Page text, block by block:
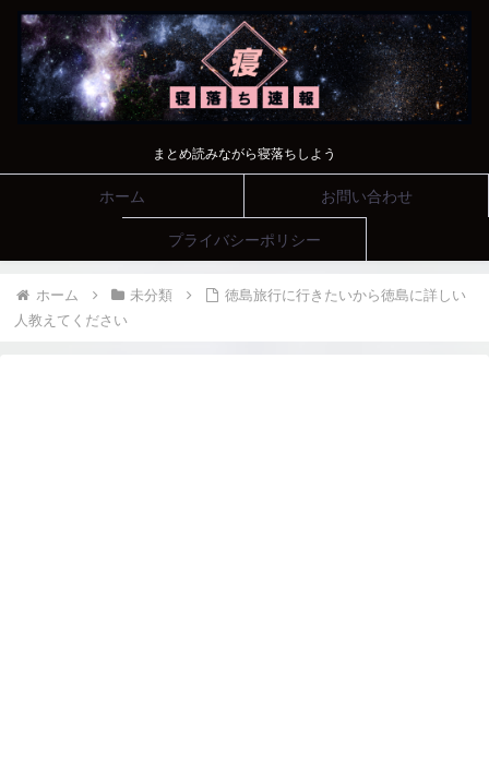
まとめ読みながら寝落ちしよう
ホーム お問い合わせ
プライバシーポリシー
ホーム 未分類
徳島旅行に行きたいから徳島に詳しい
人教えてください